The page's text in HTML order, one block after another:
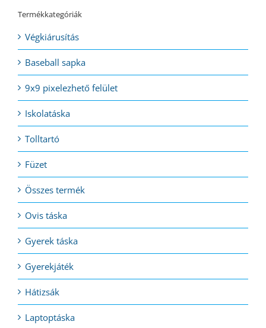
Termékkategóriák
Végkiárusítás
Baseball sapka
9x9 pixelezhető felület
Iskolatáska
Tolltartó
Füzet
Összes termék
Ovis táska
Gyerek táska
Gyerekjáték
Hátizsák
Laptoptáska